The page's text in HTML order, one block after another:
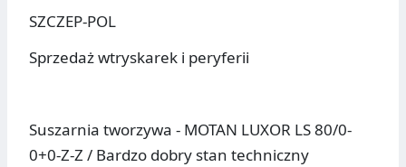
SZCZEP-POL
Sprzedaż wtryskarek i peryferii
Suszarnia tworzywa - MOTAN LUXOR LS 80/0-
0+0-Z-Z / Bardzo dobry stan techniczny